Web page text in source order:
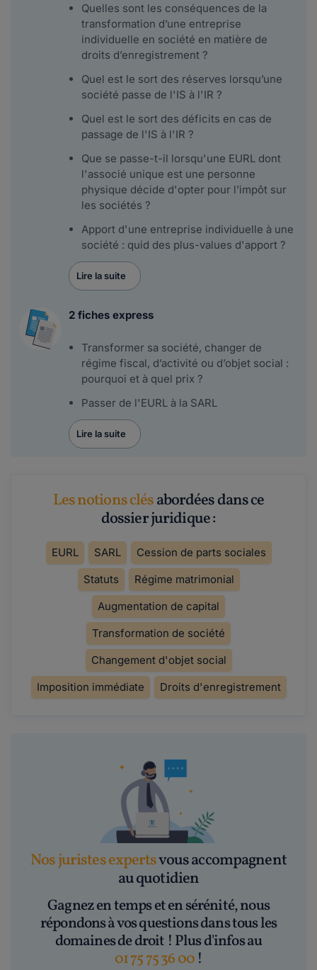
Quelles sont les conséquences de la
transformation d’une entreprise
individuelle en société en matière de
droits d’enregistrement ?
Quel est le sort des réserves lorsqu’une
société passe de l'IS à l'IR ?
Quel est le sort des déficits en cas de
passage de l'IS à l'IR ?
Que se passe-t-il lorsqu'une EURL dont
l'associé unique est une personne
physique décide d'opter pour l’impôt sur
les sociétés ?
Apport d'une entreprise individuelle à une
société : quid des plus-values d'apport ?
Lire la suite
2 fiches express
Transformer sa société, changer de
régime fiscal, d’activité ou d’objet social :
pourquoi et à quel prix ?
Passer de l'EURL à la SARL
Lire la suite
Les notions clésabordées dans ce
dossier juridique :
EURL SARL
Cession de parts sociales
Statuts
Régime matrimonial
Augmentation de capital
Transformation de société
Changement d'objet social
Imposition immédiate
Droits d'enregistrement
Nos juristes expertsvous accompagnent
au quotidien
Gagnez en temps et en sérénité, nous
répondons à vos questions dans tous les
domaines de droit ! Plus d'infos au
01 75 75 36 00 !